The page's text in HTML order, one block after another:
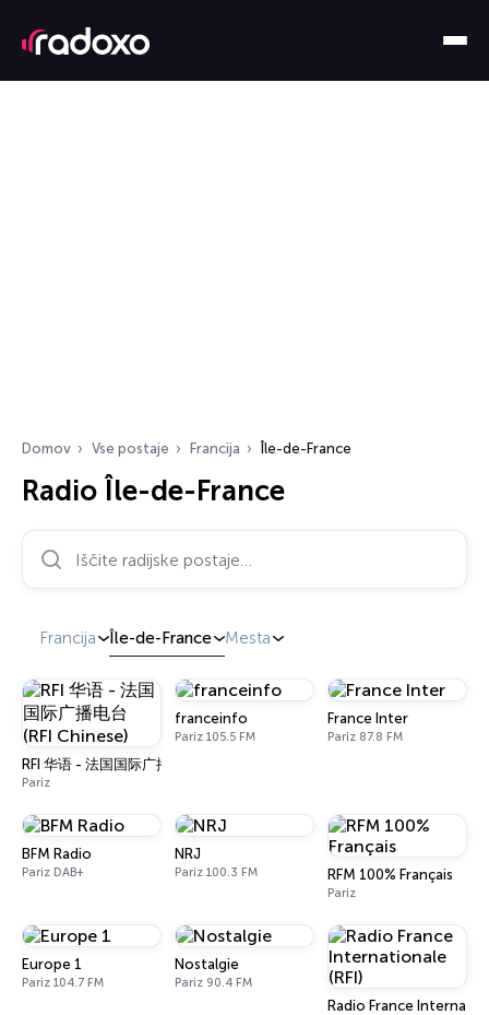
Domov Vse postaje Francija Île-de-France
Radio Île-de-France
Iščite radijske postaje…
Francija Île-de-France Mesta
RFI 华语 - 法国国际广播电台 (RFI Chinese)
Pariz
franceinfo
Pariz 105.5 FM
France Inter
Pariz 87.8 FM
BFM Radio
Pariz DAB+
NRJ
Pariz 100.3 FM RFM 100% Français
Pariz
Europe 1
Pariz 104.7 FM
Nostalgie
Pariz 90.4 FM
Radio France